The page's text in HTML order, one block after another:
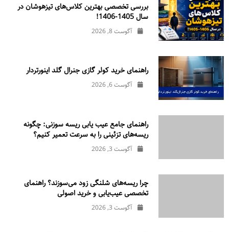
بررسی تخصصی بهترین کلاس‌های تیزهوشان در
سال 1405-1406!
آگوست 8, 2026
راهنمای خرید کولر گازی جنرال‌ گلد اینورتر‌دار
آگوست 6, 2026
راهنمای جامع عیب یابی ریسه سوزنی: چگونه
ریسه‌های تزئینی را به سرعت تعمیر کنیم؟
آگوست 3, 2026
چرا ریسه‌های شلنگی زود می‌سوزند؟ راهنمای
تخصصی عیب‌یابی و خرید اصولی
آگوست 3, 2026